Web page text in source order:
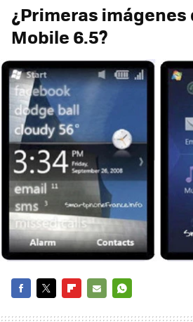
¿Primeras imágenes
Mobile 6.5?